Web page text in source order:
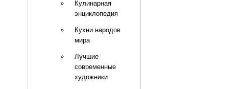
Кулинарная
энциклопедия
Кухни народов
мира
Лучшие
современные
художники